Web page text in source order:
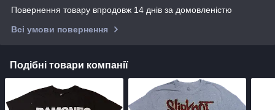
Повернення товару впродовж 14 днів за домовленістю
Всі умови повернення
Подібні товари компанії